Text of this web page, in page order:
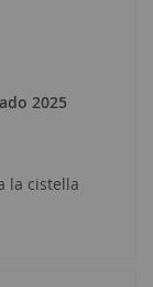
2025
la cistella